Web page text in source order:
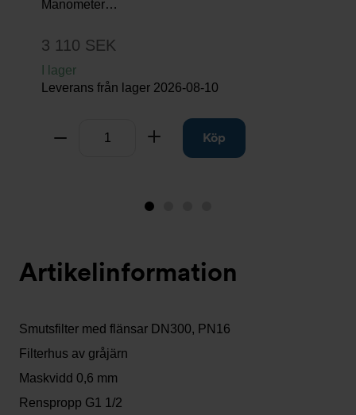
Manometer…
3 110 SEK
I lager
Leverans från lager 2026-08-10
Ta bort Lägg tillKöp
Bild
nu)
Artikelinformation
Smutsfilter med flänsar DN300, PN16
Filterhus av gråjärn
Maskvidd 0,6 mm
Renspropp G1 1/2